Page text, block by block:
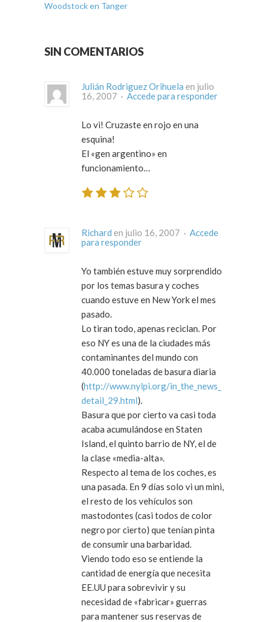
Woodstock en Tanger
SIN COMENTARIOS
Julián Rodriguez Orihuela en julio
16, 2007 · Accede para responder
Lo vi! Cruzaste en rojo en una
esquina!
El «gen argentino» en
funcionamiento…
Richard en julio 16, 2007 · Accede
para responder
Yo también estuve muy sorprendido
por los temas basura y coches
cuando estuve en New York el mes
pasado.
Lo tiran todo, apenas reciclan. Por
eso NY es una de la ciudades más
contaminantes del mundo con
40.000 toneladas de basura diaria
(http://www.nylpi.org/in_the_news_
detail_29.html).
Basura que por cierto va casi toda
acaba acumulándose en Staten
Island, el quinto barrio de NY, el de
la clase «media-alta».
Respecto al tema de los coches, es
una pasada. En 9 días solo vi un mini,
el resto de los vehículos son
mastodontes (casi todos de color
negro por cierto) que tenían pinta
de consumir una barbaridad.
Viendo todo eso se entiende la
cantidad de energía que necesita
EE.UU para sobrevivir y su
necesidad de «fabricar» guerras
para mantener sus reservas de